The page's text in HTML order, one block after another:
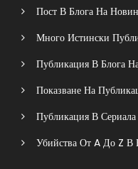
Пост В Блога На
Много Истински
Публикация В Блога
Показване На
Публикация В
Убийства От A До Z В